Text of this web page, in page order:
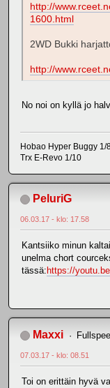
http://
1600.html
2WD Bukki
http://
No noi on kyllä jo
Hobao Hyper Buggy 1/
Trx E-Revo 1/10
PeluriG
06.03.17 - klo: 17.58
Kantsiiko minun
unelma chort
tässä: https://
Maxxi
07.03.17 - klo: 08.51
Toi on erittäin hyvä